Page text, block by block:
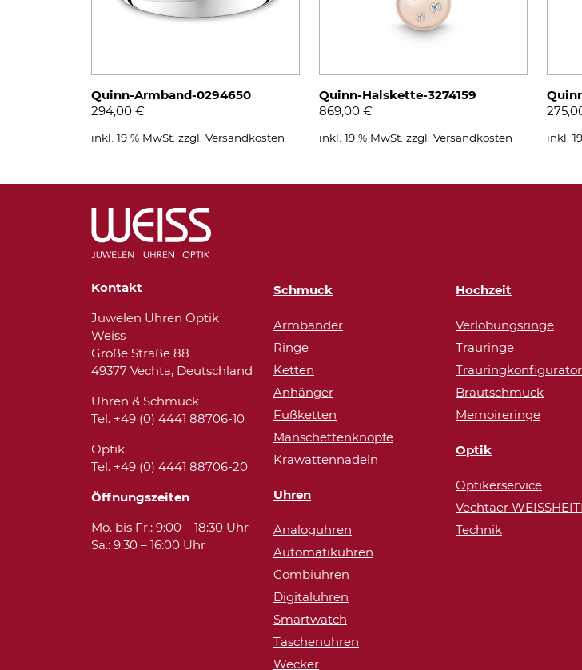
Quinn-Armband-0294650
294,00 €
inkl. 19 % MwSt. zzgl. Versandkosten
Quinn-Halskette-3274159
869,00 €
inkl. 19 % MwSt. zzgl. Versandkosten inkl.
Kontakt
Juwelen Uhren Optik
Weiss
Große Straße 88
49377 Vechta, Deutschland
Uhren & Schmuck
Tel. +49 (0) 4441 88706-10
Optik
Tel. +49 (0) 4441 88706-20
Öffnungszeiten
Mo. bis Fr.: 9:00 – 18:30 Uhr
Sa.: 9:30 – 16:00 Uhr
Schmuck
Armbänder
Ringe
Ketten
Anhänger
Fußketten
Manschettenknöpfe
Krawattennadeln
Uhren
Analoguhren
Automatikuhren
Combiuhren
Digitaluhren
Smartwatch
Taschenuhren
Wecker
Hochzeit
Verlobungsringe
Trauringe
Trauringkonfigurator
Brautschmuck
Memoireringe
Optik
Optikerservice
Vechtaer
Technik